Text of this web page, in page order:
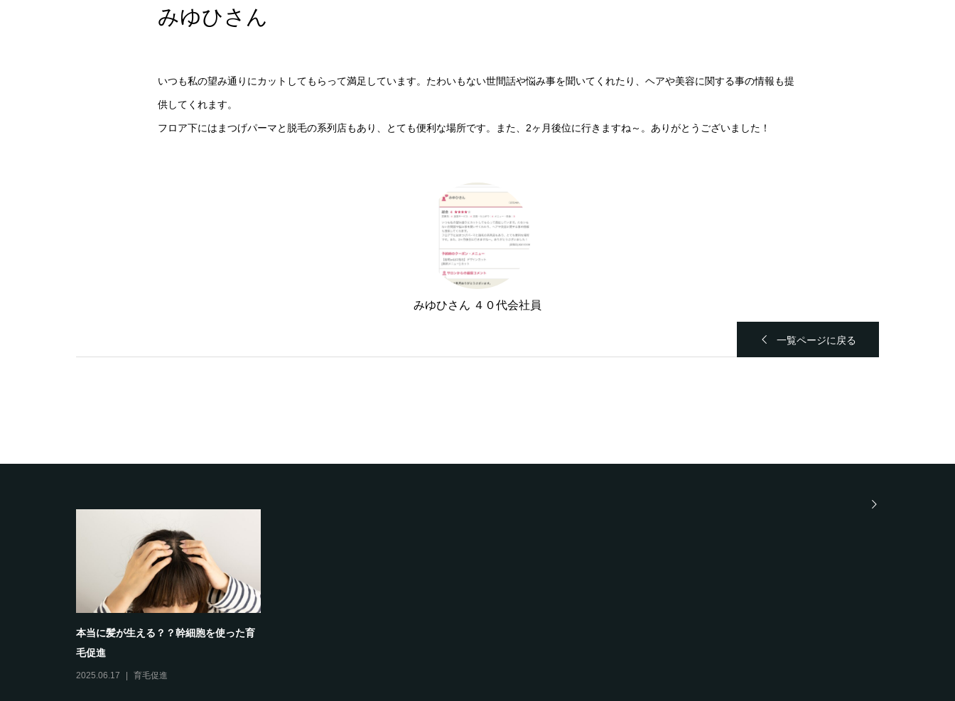
みゆひさん
いつも私の望み通りにカットしてもらって満足しています。たわいもない世間話や悩み事を聞いてくれたり、ヘアや美容に関する事の情報も提
供してくれます。
フロア下にはまつげパーマと脱毛の系列店もあり、とても便利な場所です。また、2ヶ月後位に行きますね～。ありがとうございました！
みゆひさん ４０代会社員
一覧ページに戻る
本当に髪が生える？？幹細胞を使った育
毛促進
2025.06.17 育毛促進